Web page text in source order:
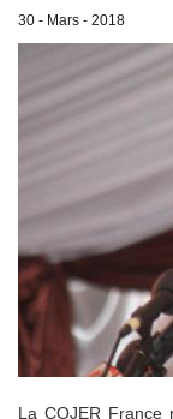
30 - Mars - 2018
La COJER France